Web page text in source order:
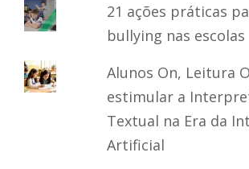
21 ações práticas
bullying nas escolas
Alunos On, Leitura
estimular a
Textual na Era da
Artificial